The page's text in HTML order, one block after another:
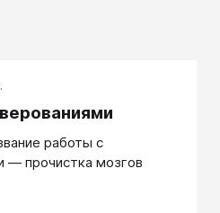
работы с
— прочистка мозгов